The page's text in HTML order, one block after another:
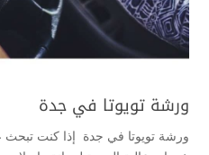
ورشة تويوتا في جدة
ورشة تويوتا في جدة إذا كنت